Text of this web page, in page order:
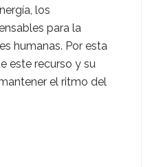
los
para la
humanas. Por esta
este recurso y su
el ritmo del